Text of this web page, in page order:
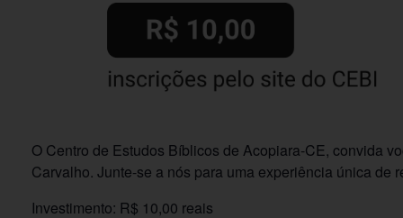
O Centro de Estudos Bíblicos de Acopiara-CE, convida
Carvalho. Junte-se a nós para uma experiência única de
Investimento: R$ 10,00 reais